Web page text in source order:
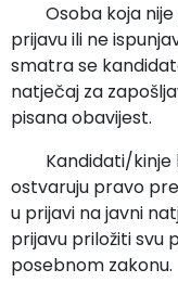
Osoba koja
prijavu ili ne
smatra se
natječaj za
pisana obavijest.
Kandidati/
ostvaruju pravo
u prijavi na javni
prijavu priložiti svu
posebnom zakonu.